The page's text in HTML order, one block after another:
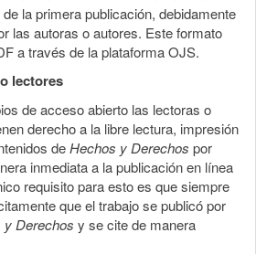
la primera publicación, debidamente
las autoras o autores. Este formato
a través de la plataforma OJS.
lectores
de acceso abierto las lectoras o
derecho a la libre lectura, impresión
deHechos y Derechos por
inmediata a la publicación en línea
requisito para esto es que siempre
que el trabajo se publicó por
y Derechos y se cite de manera